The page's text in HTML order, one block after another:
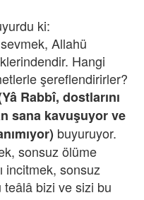
ki:
Allahü
Hangi
şereflendirirler?
Rabbî, dostlarını
sana kavuşuyor ve
buyuruyor.
sonsuz ölüme
incitmek, sonsuz
bizi ve sizi bu